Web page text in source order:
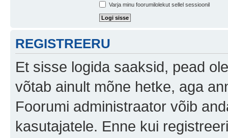
Varja minu foorumilolekut sellel sessioonil
REGISTREERU
Et sisse logida saaksid, pead
võtab ainult mõne hetke, aga
Foorumi administraator võib
kasutajatele. Enne kui